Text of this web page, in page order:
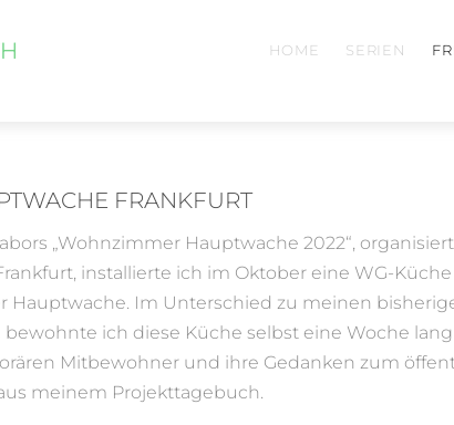
HOME SERIEN
FRANKFURT
„Wohnzimmer Hauptwache 2022“,
installierte ich im Oktober eine WG-Küche
Hauptwache. Im Unterschied zu meinen
bewohnte ich diese Küche selbst eine Woche
Mitbewohner und ihre Gedanken zum
meinem Projekttagebuch.